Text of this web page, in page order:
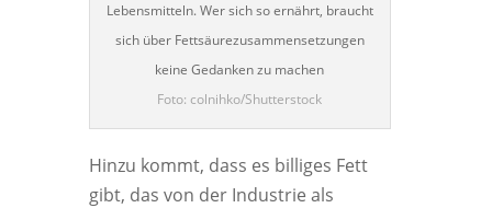
Lebensmitteln. Wer sich so ernährt, braucht
sich über Fettsäurezusammensetzungen
keine Gedanken zu machen
Foto: colnihko/Shutterstock
Hinzu kommt, dass es billiges Fett
gibt, das von der Industrie als